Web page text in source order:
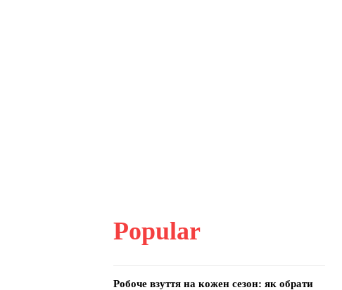
Popular
Робоче взуття на кожен сезон: як обрати